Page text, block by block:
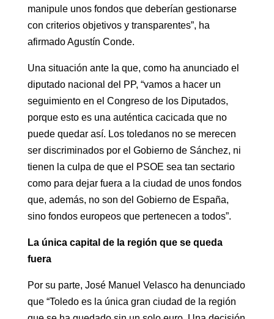
manipule unos fondos que deberían gestionarse
con criterios objetivos y transparentes”, ha
afirmado Agustín Conde.
Una situación ante la que, como ha anunciado el
diputado nacional del PP, “vamos a hacer un
seguimiento en el Congreso de los Diputados,
porque esto es una auténtica cacicada que no
puede quedar así. Los toledanos no se merecen
ser discriminados por el Gobierno de Sánchez, ni
tienen la culpa de que el PSOE sea tan sectario
como para dejar fuera a la ciudad de unos fondos
que, además, no son del Gobierno de España,
sino fondos europeos que pertenecen a todos”.
La única capital de la región que se queda
fuera
Por su parte, José Manuel Velasco ha denunciado
que “Toledo es la única gran ciudad de la región